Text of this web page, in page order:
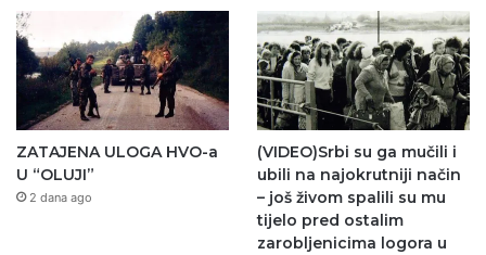
ZATAJENA ULOGA HVO-a
U “OLUJI”
2 dana ago
(VIDEO)Srbi su ga mučili i
ubili na najokrutniji način
– još živom spalili su mu
tijelo pred ostalim
zarobljenicima logora u